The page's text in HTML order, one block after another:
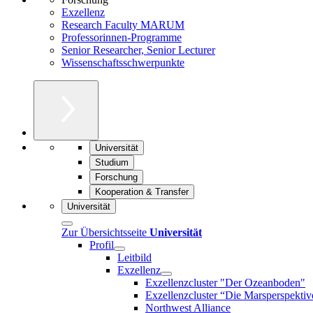
Exzellenz
Research Faculty MARUM
Professorinnen-Programme
Senior Researcher, Senior Lecturer
Wissenschaftsschwerpunkte
Universität
Studium
Forschung
Kooperation & Transfer
Universität
Zur Übersichtsseite Universität
Profil
Leitbild
Exzellenz
Exzellenzcluster "Der Ozeanboden"
Exzellenzcluster “Die
Northwest Alliance